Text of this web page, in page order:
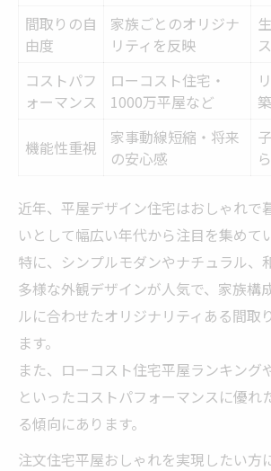
間取りの自
由度
家族ごとのオリジナ
リティを反映
コストパフ
ォーマンス
ローコスト住宅・
1000万平屋など
機能性重視
家事動線短縮・将来
の安心感
近年、平屋デザイン住宅はおしゃれで
いとして幅広い年代から注目を集めて
特に、シンプルモダンやナチュラル、
多様な外観デザインが人気で、家族構
ルに合わせたオリジナリティある間取
ます。
また、ローコスト住宅平屋ランキング
といったコストパフォーマンスに優れ
る傾向にあります。
注文住宅平屋おしゃれを実現したい方